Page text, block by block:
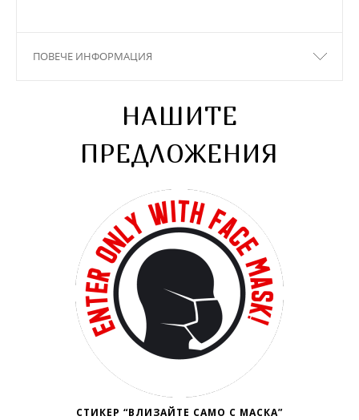
ПОВЕЧЕ ИНФОРМАЦИЯ
НАШИТЕ
ПРЕДЛОЖЕНИЯ
СТИКЕР “ВЛИЗАЙТЕ САМО С МАСКА”